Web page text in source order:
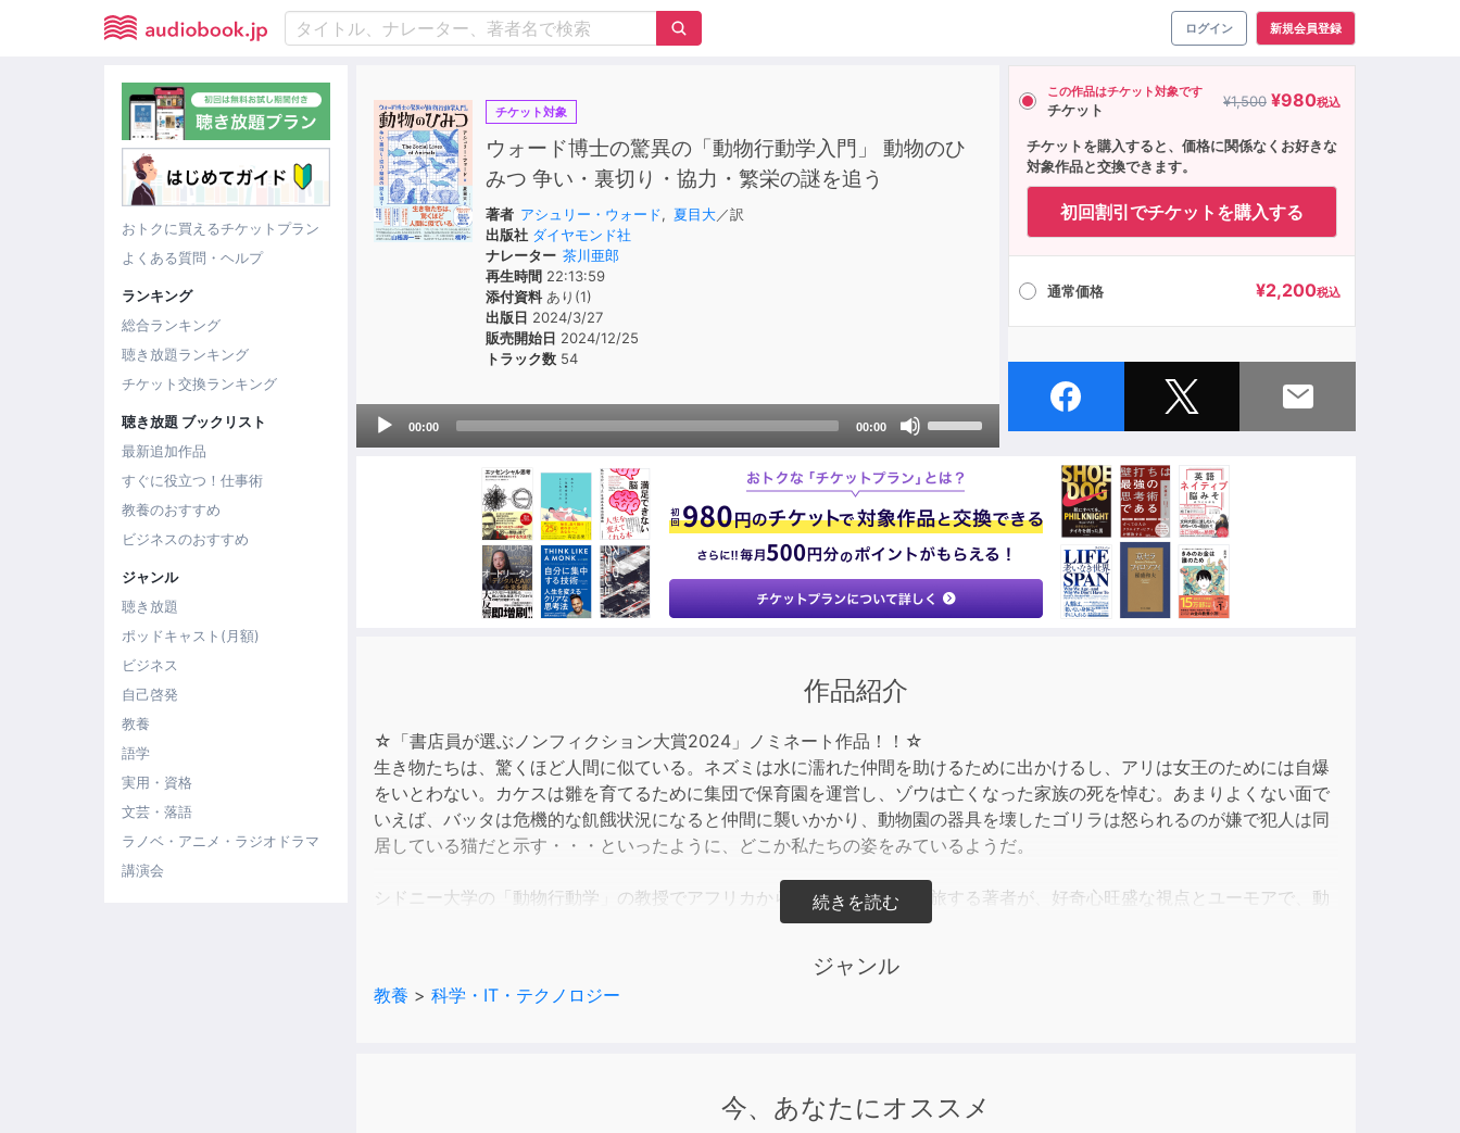
ログイン 新規会員登録
おトクに買えるチケットプラン
よくある質問・ヘルプ
ランキング
総合ランキング
聴き放題ランキング
チケット交換ランキング
聴き放題 ブックリスト
最新追加作品
すぐに役立つ！仕事術
教養のおすすめ
ビジネスのおすすめ
ジャンル
聴き放題
ポッドキャスト(月額)
ビジネス
自己啓発
教養
語学
実用・資格
文芸・落語
ラノベ・アニメ・ラジオドラマ
講演会
チケット対象
ウォード博士の驚異の「動物行動学入門」 動物のひ
みつ 争い・裏切り・協力・繁栄の謎を追う
著者 アシュリー・ウォード, 夏目大／訳
出版社 ダイヤモンド社
ナレーター 茶川亜郎
再生時間22:13:59
添付資料あり(1)
出版日 2024/3/27
販売開始日 2024/12/25
トラック数54
Audio
00:00 00:00
Arrow
keys
to
increase
decrease
volume.
この作品はチケット対象です
チケット ¥1,500 ¥980税込
チケットを購入すると、価格に関係なくお好きな
対象作品と交換できます。
初回割引でチケットを購入する
通常価格 ¥2,200税込
作品紹介
☆「書店員が選ぶノンフィクション大賞2024」ノミネート作品！！☆
生き物たちは、驚くほど人間に似ている。ネズミは水に濡れた仲間を助けるために出かけるし、アリは女王のためには自爆
をいとわない。カケスは雛を育てるために集団で保育園を運営し、ゾウは亡くなった家族の死を悼む。あまりよくない面で
いえば、バッタは危機的な飢餓状況になると仲間に襲いかかり、動物園の器具を壊したゴリラは怒られるのが嫌で犯人は同
居している猫だと示す・・・といったように、どこか私たちの姿をみているようだ。
シドニー大学の「動物行動学」の教授でアフリカから南極まで世界中を旅する著者が、好奇心旺盛な視点とユーモアで、動
物たちのさまざまな生態とその背景にある「社会性」に迫りながら、彼らの知られざる行動、自然の偉大な驚異の数々を紹
動物や人間たちへの固定観念を打ち破る知的発見の一冊！ジャンル
教養 > 科学・IT・テクノロジー
今、あなたにオススメ